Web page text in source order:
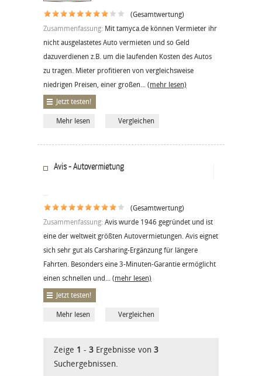
(Gesamtwertung)
Zusammenfassung: Mit tamyca.de können Vermieter ihr
nicht ausgelastetes Auto vermieten und so Geld
dazuverdienen z.B. um die laufenden Kosten des Autos
zu tragen. Mieter profitieren von vergleichsweise
niedrigen Preisen, einer großen... (mehr lesen)
Jetzt testen!
Mehr lesen Vergleichen
Avis - Autovermietung
(Gesamtwertung)
Zusammenfassung: Avis wurde 1946 gegründet und ist
eine der weltweit größten Autovermietungen. Avis eignet
sich sehr gut als Carsharing-Ergänzung für längere
Fahrten. Besonders eine 3-Minuten-Garantie ermöglicht
einen schnellen und... (mehr lesen)
Jetzt testen!
Mehr lesen Vergleichen
Zeige 1 - 3 Ergebnisse von 3
Suchergebnissen.